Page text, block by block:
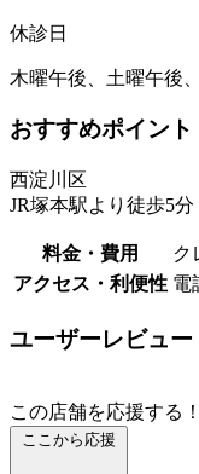
休診日
木曜午後、土曜午後
おすすめポイント
西淀川区
JR塚本駅より徒歩5
料金・費用
ク
アクセス・利便性 電
ユーザーレビュー
この店舗を応援する！
ここから応援